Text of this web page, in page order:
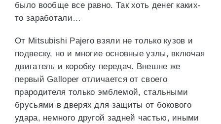
было вообще все равно. Так хоть денег каких-
то заработали…
От Mitsubishi Pajero взяли не только кузов и
подвеску, но и многие основные узлы, включая
двигатель и коробку передач. Внешне же
первый Galloper отличается от своего
прародителя только эмблемой, стальными
брусьями в дверях для защиты от бокового
удара, немного другой задней частью, иными